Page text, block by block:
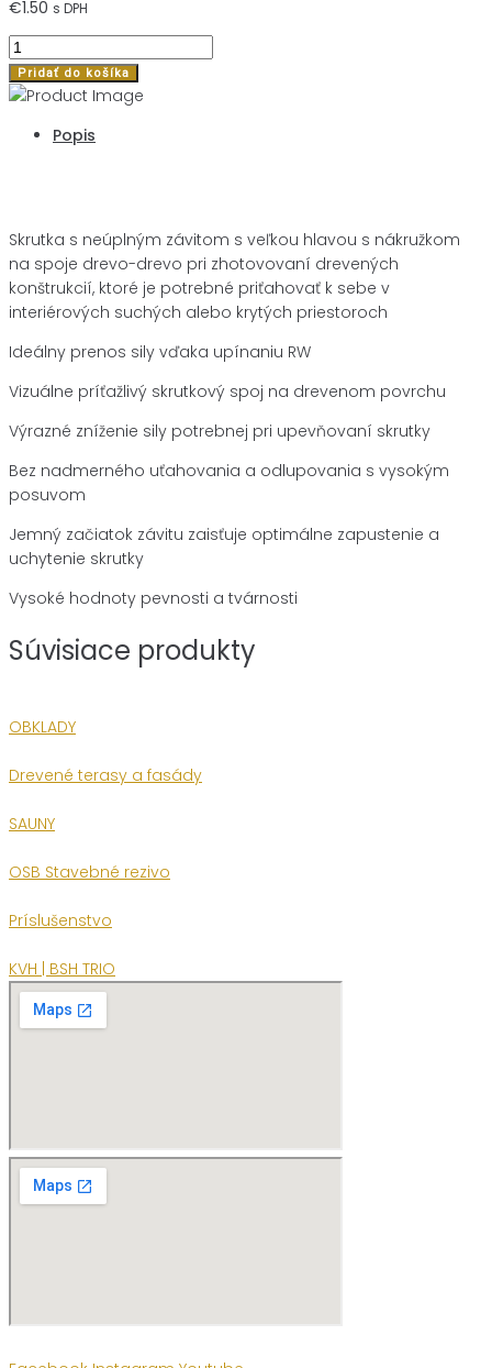
€1.50 s DPH
množstvo
SKR
ASSY4
RW40
Pridať do košíka
Popis
Skrutka s neúplným závitom s veľkou hlavou s nákružkom
na spoje drevo-drevo pri zhotovovaní drevených
konštrukcií, ktoré je potrebné priťahovať k sebe v
interiérových suchých alebo krytých priestoroch
Ideálny prenos sily vďaka upínaniu RW
Vizuálne príťažlivý skrutkový spoj na drevenom povrchu
Výrazné zníženie sily potrebnej pri upevňovaní skrutky
Bez nadmerného uťahovania a odlupovania s vysokým
posuvom
Jemný začiatok závitu zaisťuje optimálne zapustenie a
uchytenie skrutky
Vysoké hodnoty pevnosti a tvárnosti
Súvisiace produkty
OBKLADY
Drevené terasy a fasády
SAUNY
OSB Stavebné rezivo
Príslušenstvo
KVH | BSH TRIO